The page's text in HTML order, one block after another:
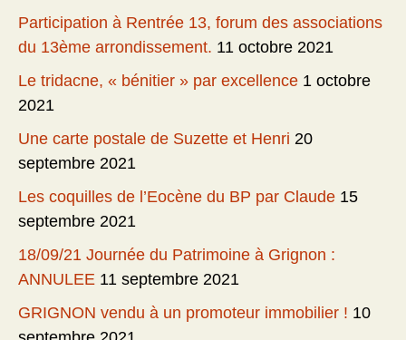
Participation à Rentrée 13, forum des associations
du 13ème arrondissement. 11 octobre 2021
Le tridacne, « bénitier » par excellence 1 octobre
2021
Une carte postale de Suzette et Henri 20
septembre 2021
Les coquilles de l’Eocène du BP par Claude 15
septembre 2021
18/09/21 Journée du Patrimoine à Grignon :
ANNULEE 11 septembre 2021
GRIGNON vendu à un promoteur immobilier ! 10